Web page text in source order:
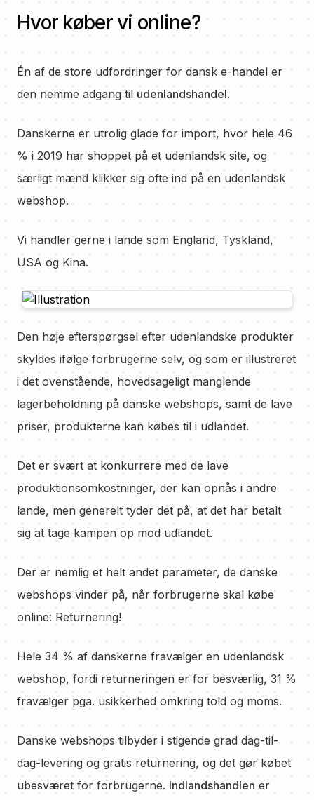
Hvor køber vi online?
Én af de store udfordringer for dansk e-handel er
den nemme adgang til udenlandshandel.
Danskerne er utrolig glade for import, hvor hele 46
% i 2019 har shoppet på et udenlandsk site, og
særligt mænd klikker sig ofte ind på en udenlandsk
webshop.
Vi handler gerne i lande som England, Tyskland,
USA og Kina.
Den høje efterspørgsel efter udenlandske produkter
skyldes ifølge forbrugerne selv, og som er illustreret
i det ovenstående, hovedsageligt manglende
lagerbeholdning på danske webshops, samt de lave
priser, produkterne kan købes til i udlandet.
Det er svært at konkurrere med de lave
produktionsomkostninger, der kan opnås i andre
lande, men generelt tyder det på, at det har betalt
sig at tage kampen op mod udlandet.
Der er nemlig et helt andet parameter, de danske
webshops vinder på, når forbrugerne skal købe
online: Returnering!
Hele 34 % af danskerne fravælger en udenlandsk
webshop, fordi returneringen er for besværlig, 31 %
fravælger pga. usikkerhed omkring told og moms.
Danske webshops tilbyder i stigende grad dag-til-
dag-levering og gratis returnering, og det gør købet
ubesværet for forbrugerne. Indlandshandlen er